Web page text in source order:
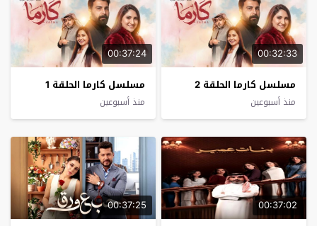
00:32:33
مسلسل كارما الحلقة 2
منذ أسبوعين
00:37:24
مسلسل كارما الحلقة 1
منذ أسبوعين
00:37:02
00:37:25